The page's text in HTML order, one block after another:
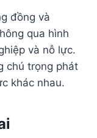
đồng và
qua hình
và nỗ lực.
chú trọng phát
khác nhau.